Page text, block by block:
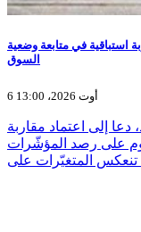
استباقية في متابعة وضعية
السوق
6 أوت 2026، 13:00
دعا إلى اعتماد مقاربة
على رصد المؤشّرات